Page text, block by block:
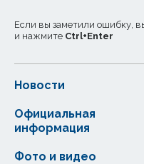
Если вы заметили ошибку,
и нажмите Ctrl+Enter
Новости
Официальная
информация
Фото и видео